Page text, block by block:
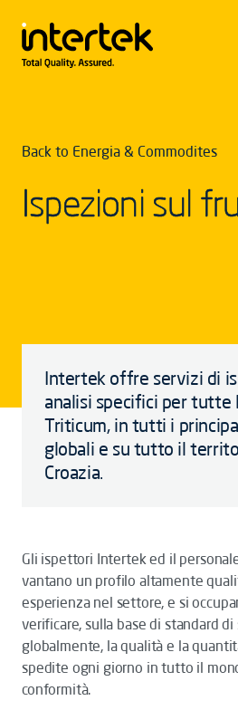
Back to Energia & Commodites
Ispezioni sul
Intertek offre servizi di
analisi specifici per tutte
Triticum, in tutti i
globali e su tutto il
Croazia.
Gli ispettori Intertek ed il
vantano un profilo altamente
esperienza nel settore, e si
verificare, sulla base di standard
globalmente, la qualità e la
spedite ogni giorno in tutto il
conformità.